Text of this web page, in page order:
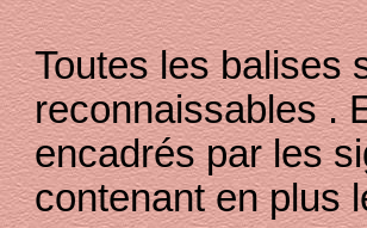
Toutes les balises
reconnaissables .
encadrés par les
contenant en plus